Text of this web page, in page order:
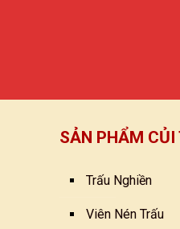
SẢN PHẨM CỦI
Trấu Nghiền
Viên Nén Trấu